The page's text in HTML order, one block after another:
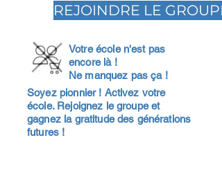
REJOINDRE LE GROUPE
Votre école n'est pas
encore là !
Ne manquez pas ça !
Soyez pionnier ! Activez votre
école. Rejoignez le groupe et
gagnez la gratitude des générations
futures !